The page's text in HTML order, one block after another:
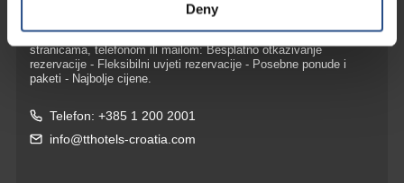
Deny
Najbolje uvjete rezerviranja i najpovoljnije uvjete otkazivanja
ostvarujete rezervacijom izravno u hotelu, na našim internetskim
stranicama, telefonom ili mailom: Besplatno otkazivanje
rezervacije - Fleksibilni uvjeti rezervacije - Posebne ponude i
paketi - Najbolje cijene.
Telefon: +385 1 200 2001
info@tthotels-croatia.com